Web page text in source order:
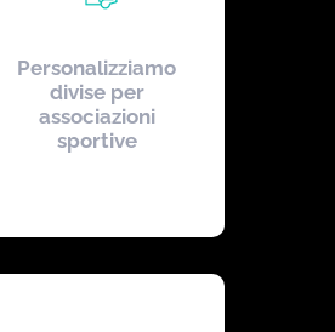
Personalizziamo
divise per
associazioni
sportive